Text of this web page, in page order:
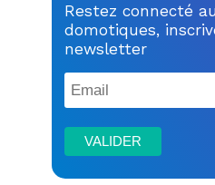
Restez connecté
domotiques,
newsletter